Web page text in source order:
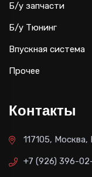
Б/у запчасти
Б/у Тюнинг
Впускная система
Прочее
Контакты
117105,
+7 (926) 396-